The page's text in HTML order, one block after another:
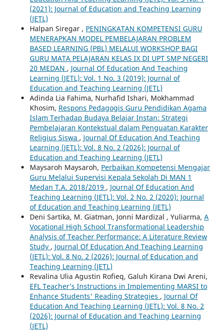
(2021): Journal of Education and Teaching Learning
(JETL)
Halpan Siregar , PENINGKATAN KOMPETENSI GURU
MENERAPKAN MODEL PEMBELAJARAN PROBLEM
BASED LEARNING (PBL) MELALUI WORKSHOP BAGI
GURU MATA PELAJARAN KELAS IX DI UPT SMP NEGERI
20 MEDAN , Journal Of Education And Teaching
Learning (JETL): Vol. 1 No. 3 (2019): Journal of
Education and Teaching Learning (JETL)
Adinda Lia Fahima, Nurhafid Ishari, Mokhammad
Khosim, Respons Pedagogis Guru Pendidikan Agama
Islam Terhadap Budaya Belajar Instan: Strategi
Pembelajaran Kontekstual dalam Penguatan Karakter
Religius Siswa , Journal Of Education And Teaching
Learning (JETL): Vol. 8 No. 2 (2026): Journal of
Education and Teaching Learning (JETL)
Maysaroh Maysaroh, Perbaikan Kompetensi Mengajar
Guru Melalui Supervisi Kepala Sekolah Di MAN 1
Medan T.A. 2018/2019 , Journal Of Education And
Teaching Learning (JETL): Vol. 2 No. 2 (2020): Journal
of Education and Teaching Learning (JETL)
Deni Sartika, M. Giatman, Jonni Mardizal , Yuliarma, A
Vocational High School Transformational Leadership
Analysis of Teacher Performance: A Literature Review
Study , Journal Of Education And Teaching Learning
(JETL): Vol. 8 No. 2 (2026): Journal of Education and
Teaching Learning (JETL)
Revalina Ulia Agustin Rofieq, Galuh Kirana Dwi Areni,
EFL Teacher’s Instructions in Implementing MARSI to
Enhance Students' Reading Strategies , Journal Of
Education And Teaching Learning (JETL): Vol. 8 No. 2
(2026): Journal of Education and Teaching Learning
(JETL)